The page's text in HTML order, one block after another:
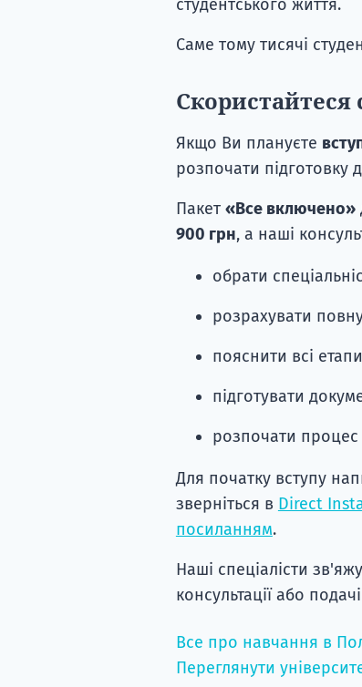
студентського життя.
Саме тому тисячі
Скористайтеся
Якщо Ви плануєте
розпочати підготовку
Пакет «Все включено»
900 грн, а наші
обрати
розрахувати
пояснити всі
підготувати
розпочати процес
Для початку вступу
зверніться в Direct
посиланням.
Наші спеціалісти
консультації або
Все про навчання в
Переглянути